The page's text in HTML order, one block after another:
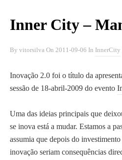
Inner City –
By vitorsilva On 2011-09-06 In InnerCity
Inovação 2.0 foi o título da
sessão de 18-abril-2009 do evento
Uma das ideias principais que
se inova está a mudar. Estamos a
assumia que depois do
inovação seriam consequências